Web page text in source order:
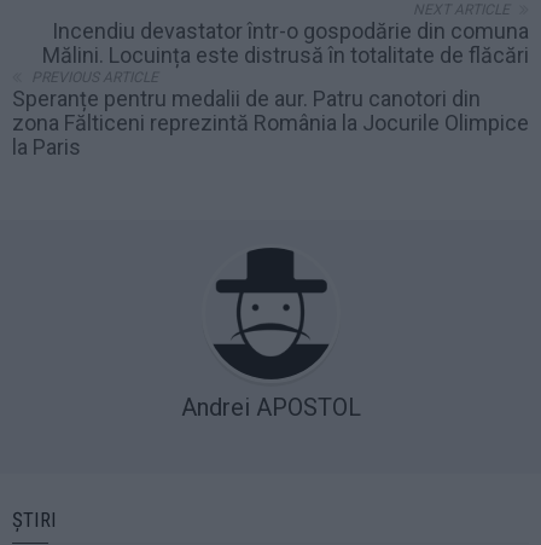
NEXT ARTICLE
Incendiu devastator într-o gospodărie din comuna
Mălini. Locuința este distrusă în totalitate de flăcări
PREVIOUS ARTICLE
Speranțe pentru medalii de aur. Patru canotori din
zona Fălticeni reprezintă România la Jocurile Olimpice
la Paris
Andrei APOSTOL
ȘTIRI